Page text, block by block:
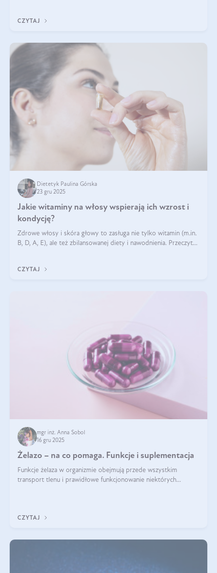
CZYTAJ
Dietetyk Paulina Górska
23 gru 2025
Jakie witaminy na włosy wspierają ich wzrost i
kondycję?
Zdrowe włosy i skóra głowy to zasługa nie tylko witamin (m.in.
B, D, A, E), ale też zbilansowanej diety i nawodnienia. Przeczytaj
CZYTAJ
mgr inż. Anna Sobol
16 gru 2025
Żelazo – na co pomaga. Funkcje i suplementacja
Funkcje żelaza w organizmie obejmują przede wszystkim
transport tlenu i prawidłowe funkcjonowanie niektórych
CZYTAJ